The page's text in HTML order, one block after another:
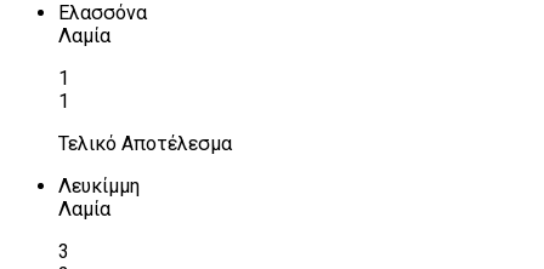
Ελασσόνα
Λαμία
1
1
Τελικό Αποτέλεσμα
Λευκίμμη
Λαμία
3